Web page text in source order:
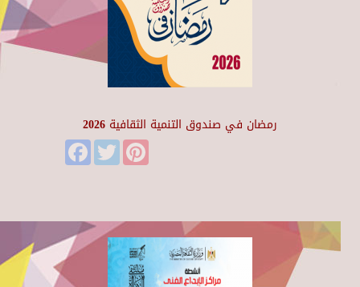
رمضان في صندوق التنمية الثقافية 2026
FacebookTwitter